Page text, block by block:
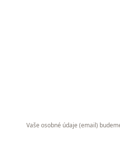
Vaše osobné údaje (email)